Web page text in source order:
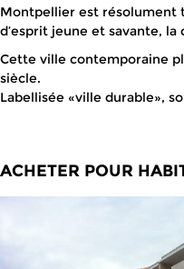
Montpellier est résolument
d’esprit jeune et savante,
Cette ville contemporaine
siècle.
Labellisée «ville durable»,
ACHETER POUR